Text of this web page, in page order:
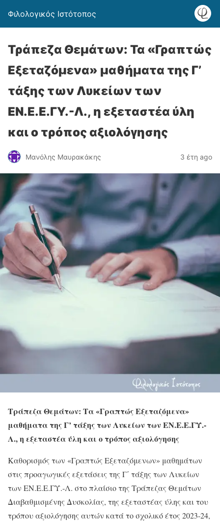
Φιλολογικός Ιστότοπος
Τράπεζα Θεμάτων: Τα «Γραπτώς
Εξεταζόμενα» μαθήματα της Γ’
τάξης των Λυκείων των
ΕΝ.Ε.Ε.ΓΥ.-Λ., η εξεταστέα ύλη
και ο τρόπος αξιολόγησης
Μανόλης Μαυρακάκης 3 έτη ago
Τράπεζα Θεμάτων: Τα «Γραπτώς Εξεταζόμενα»
μαθήματα της Γ’ τάξης των Λυκείων των ΕΝ.Ε.Ε.ΓΥ.-
Λ., η εξεταστέα ύλη και ο τρόπος αξιολόγησης
Καθορισμός των «Γραπτώς Εξεταζόμενων» μαθημάτων
στις προαγωγικές εξετάσεις της Γ΄ τάξης των Λυκείων
των ΕΝ.Ε.Ε.ΓΥ.-Λ. στο πλαίσιο της Τράπεζας Θεμάτων
Διαβαθμισμένης Δυσκολίας, της εξεταστέας ύλης και του
τρόπου αξιολόγησης αυτών κατά το σχολικό έτος 2023-24,